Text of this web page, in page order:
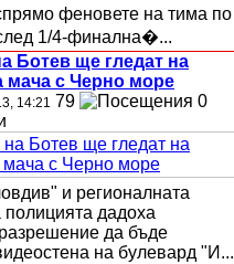
феновете на тима по
1/4-финална�...
Ботев ще гледат на
мача с Черно море
14:21 79 0
и регионалната
полицията дадоха
да бъде
на булевард "И...